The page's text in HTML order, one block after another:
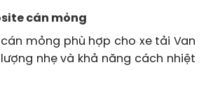
cán mỏng
mỏng phù hợp cho xe tải Van
nhẹ và khả năng cách nhiệt